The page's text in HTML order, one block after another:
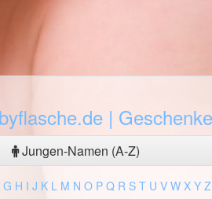
Jungen-Namen (A-Z)
G H I J K L M N O P Q R S T U V W X Y Z